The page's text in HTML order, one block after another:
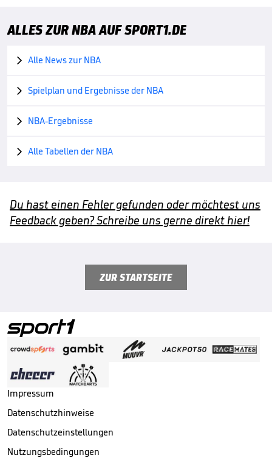
ALLES ZUR NBA AUF SPORT1.DE
 Alle News zur NBA
 Spielplan und Ergebnisse der NBA
 NBA-Ergebnisse
 Alle Tabellen der NBA
Du hast einen Fehler gefunden oder möchtest uns
Feedback geben? Schreibe uns gerne direkt hier!
ZUR STARTSEITE
Impressum
Datenschutzhinweise
Datenschutzeinstellungen
Nutzungsbedingungen